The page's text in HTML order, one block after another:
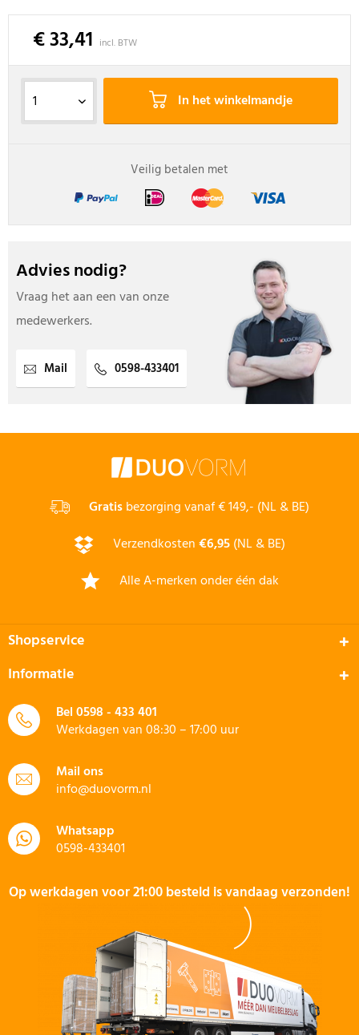
€ 33,41 incl. BTW
In het winkelmandje
Veilig betalen met
Advies nodig?
Vraag het aan een van onze
medewerkers.
Mail 0598-433401
Gratisbezorging vanaf € 149,- (NL & BE)
Verzendkosten€6,95(NL & BE)
Alle A-merken onder één dak
Shopservice
Informatie
Bel0598 - 433 401
Werkdagen van 08:30 – 17:00 uur
Mail ons
info@duovorm.nl
Whatsapp
0598-433401
Op werkdagen voor 21:00 besteld is vandaag verzonden!